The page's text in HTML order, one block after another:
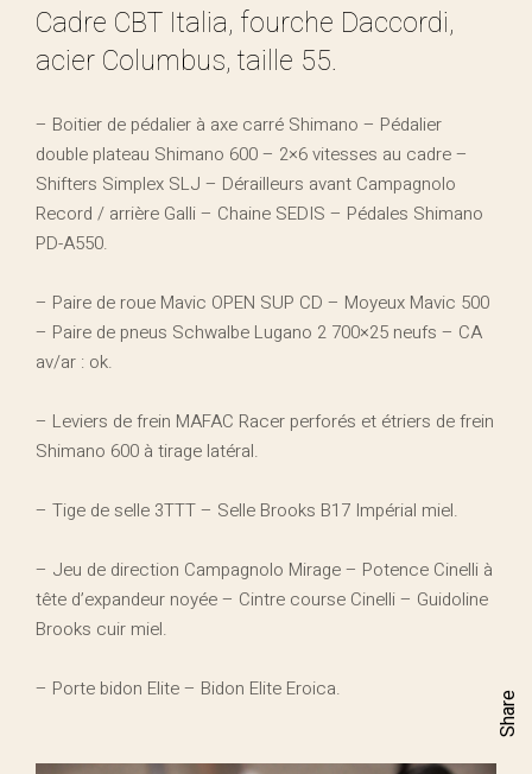
Cadre CBT Italia, fourche Daccordi,
acier Columbus, taille 55.
– Boitier de pédalier à axe carré Shimano – Pédalier
double plateau Shimano 600 – 2×6 vitesses au cadre –
Shifters Simplex SLJ – Dérailleurs avant Campagnolo
Record / arrière Galli – Chaine SEDIS – Pédales Shimano
PD-A550.
– Paire de roue Mavic OPEN SUP CD – Moyeux Mavic 500
– Paire de pneus Schwalbe Lugano 2 700×25 neufs – CA
av/ar : ok.
– Leviers de frein MAFAC Racer perforés et étriers de frein
Shimano 600 à tirage latéral.
– Tige de selle 3TTT – Selle Brooks B17 Impérial miel.
– Jeu de direction Campagnolo Mirage – Potence Cinelli à
tête d’expandeur noyée – Cintre course Cinelli – Guidoline
Brooks cuir miel.
– Porte bidon Elite – Bidon Elite Eroica.
Share